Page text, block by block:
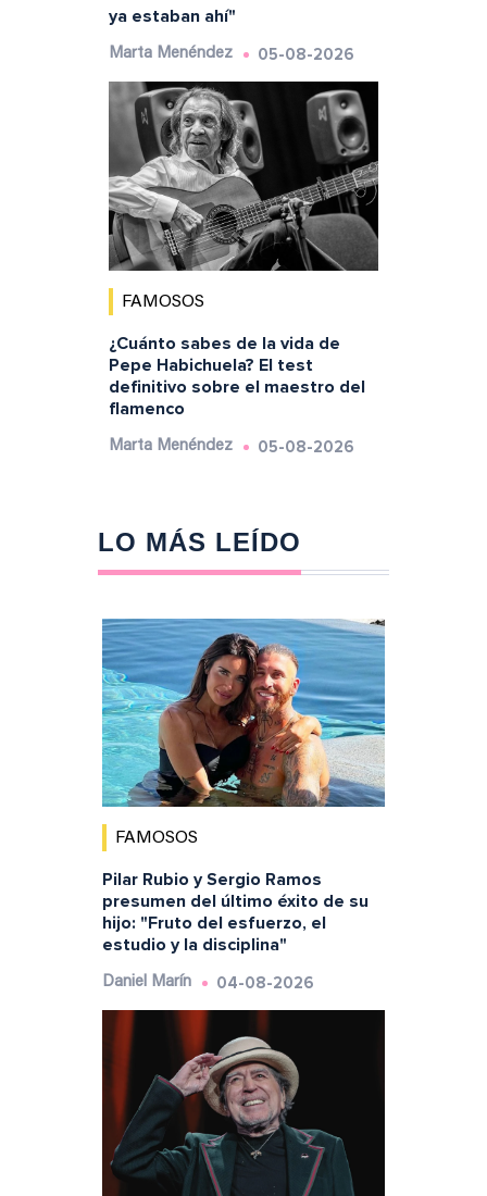
ya estaban ahí"
Marta Menéndez 05-08-2026
FAMOSOS
¿Cuánto sabes de la vida de
Pepe Habichuela? El test
definitivo sobre el maestro del
flamenco
Marta Menéndez 05-08-2026
LO MÁS LEÍDO
FAMOSOS
Pilar Rubio y Sergio Ramos
presumen del último éxito de su
hijo: "Fruto del esfuerzo, el
estudio y la disciplina"
Daniel Marín 04-08-2026